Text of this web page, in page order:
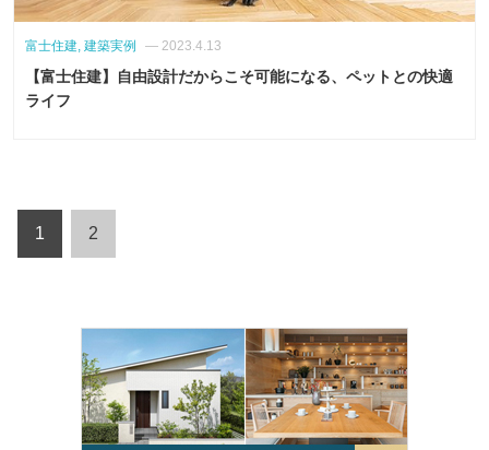
富士住建, 建築実例 — 2023.4.13
【富士住建】自由設計だからこそ可能になる、ペットとの快適
ライフ
1 2